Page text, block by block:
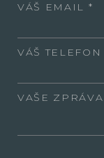
VÁŠ EMAIL
VÁŠ TELEFON
VAŠE ZPRÁVA